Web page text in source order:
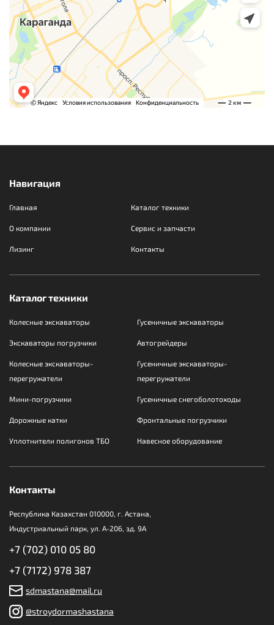
Навигация
Главная Каталог техники
О компании Сервис и запчасти
Лизинг Контакты
Каталог техники
Колесные экскаваторы Гусеничные экскаваторы
Экскаваторы погрузчики Автогрейдеры
Колесные экскаваторы-
перегружатели
Гусеничные экскаваторы-
перегружатели
Мини-погрузчики Гусеничные снегоболотоходы
Дорожные катки Фронтальные погрузчики
Уплотнители полигонов ТБО Навесное оборудование
Контакты
Республика Казахстан 010000, г. Астана,
Индустриальный парк, ул. А-206, зд. 9А
+7 (702) 010 05 80
+7 (7172) 978 387
sdmastana@mail.ru
@stroydormashastana